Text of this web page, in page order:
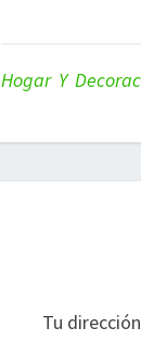
Hogar Y
Tu